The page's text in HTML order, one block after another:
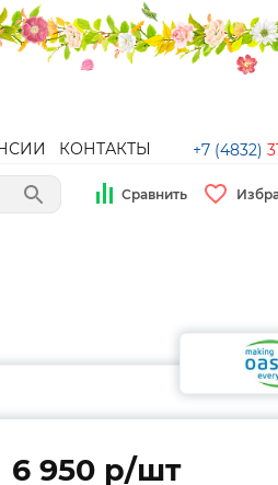
КОНТАКТЫ +7 (4832)
Сравнить
6 950 p/шт